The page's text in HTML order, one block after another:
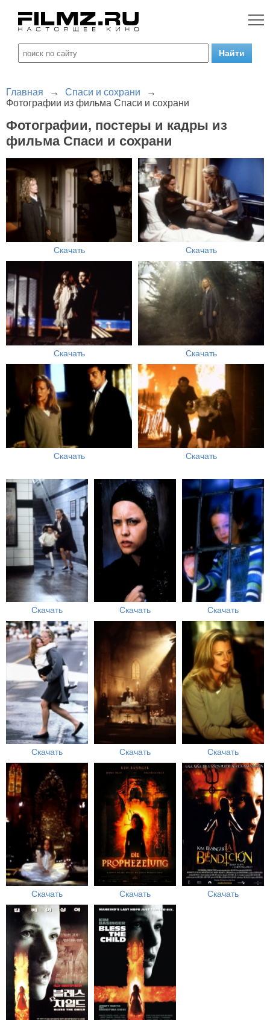
Главная → Спаси и сохрани
→
Фотографии из фильма Спаси и сохрани
Фотографии, постеры и кадры из
фильма Спаси и сохрани
Скачать Скачать
Скачать Скачать
Скачать Скачать
Скачать Скачать Скачать
Скачать Скачать Скачать
Скачать Скачать Скачать